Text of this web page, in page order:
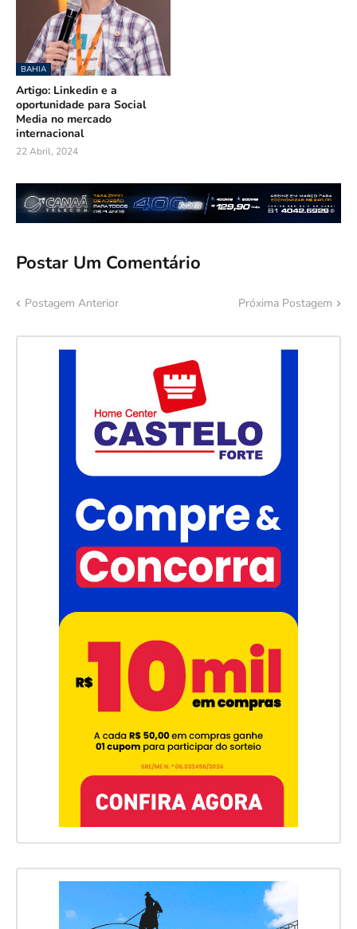
BAHIA
Artigo: Linkedin e a
oportunidade para Social
Media no mercado
internacional
22 Abril, 2024
Postar Um Comentário
Postagem Anterior Próxima Postagem